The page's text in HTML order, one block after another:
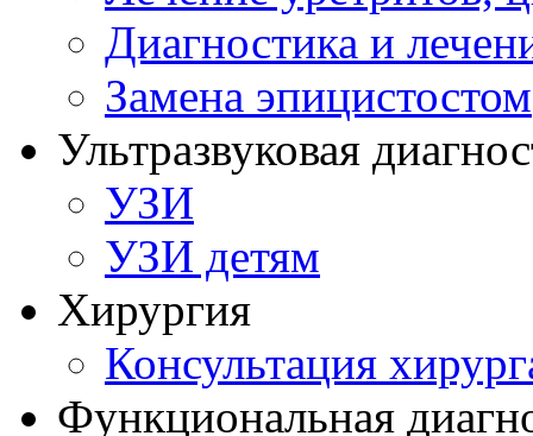
Диагностика и
Замена эпицистостом
Ультразвуковая
УЗИ
УЗИ детям
Хирургия
Консультация
Функциональная